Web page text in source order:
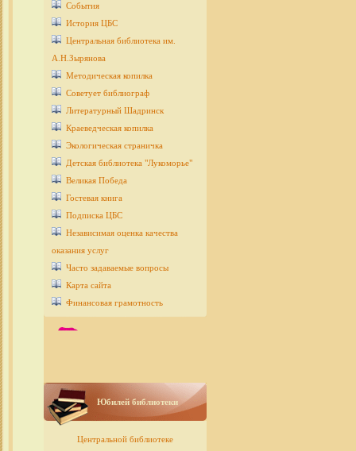
События
История ЦБС
Центральная библиотека им.
А.Н.Зырянова
Методическая копилка
Советует библиограф
Литературный Шадринск
Краеведческая копилка
Экологическая страничка
Детcкая библиотека "Лукоморье"
Великая Победа
Гостевая книга
Подписка ЦБС
Независимая оценка качества
оказания услуг
Часто задаваемые вопросы
Карта сайта
Финансовая грамотность
Юбилей библиотеки
Центральной библиотеке